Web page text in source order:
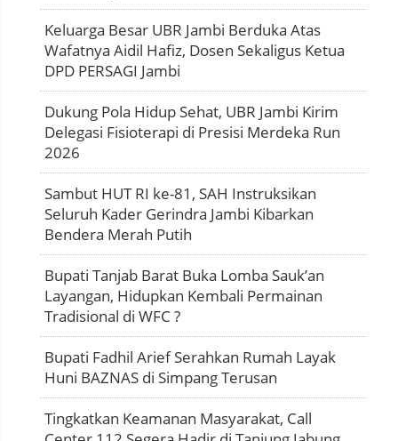
Keluarga Besar UBR Jambi Berduka Atas
Wafatnya Aidil Hafiz, Dosen Sekaligus Ketua
DPD PERSAGI Jambi
Dukung Pola Hidup Sehat, UBR Jambi Kirim
Delegasi Fisioterapi di Presisi Merdeka Run
2026
Sambut HUT RI ke-81, SAH Instruksikan
Seluruh Kader Gerindra Jambi Kibarkan
Bendera Merah Putih
Bupati Tanjab Barat Buka Lomba Sauk’an
Layangan, Hidupkan Kembali Permainan
Tradisional di WFC ?
Bupati Fadhil Arief Serahkan Rumah Layak
Huni BAZNAS di Simpang Terusan
Tingkatkan Keamanan Masyarakat, Call